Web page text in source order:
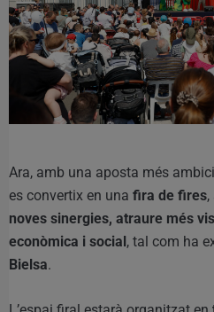
Ara, amb una aposta més
es convertix en una fira de fires
noves sinergies, atraure més
econòmica i social , tal com ha
Bielsa.